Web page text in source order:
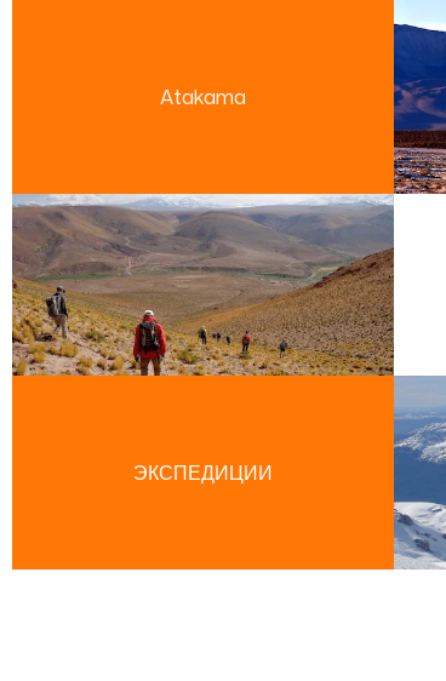
Atakama
ЭКСПЕДИЦИИ